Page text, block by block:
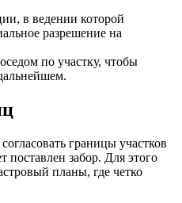
в ведении которой
разрешение на
по участку, чтобы
границы участков
поставлен забор. Для этого
планы, где четко